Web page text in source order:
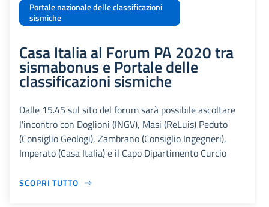
Portale nazionale delle classificazioni
sismiche
Casa Italia al Forum PA 2020 tra
sismabonus e Portale delle
classificazioni sismiche
Dalle 15.45 sul sito del forum sarà possibile ascoltare
l'incontro con Doglioni (INGV), Masi (ReLuis) Peduto
(Consiglio Geologi), Zambrano (Consiglio Ingegneri),
Imperato (Casa Italia) e il Capo Dipartimento Curcio
SCOPRI TUTTO